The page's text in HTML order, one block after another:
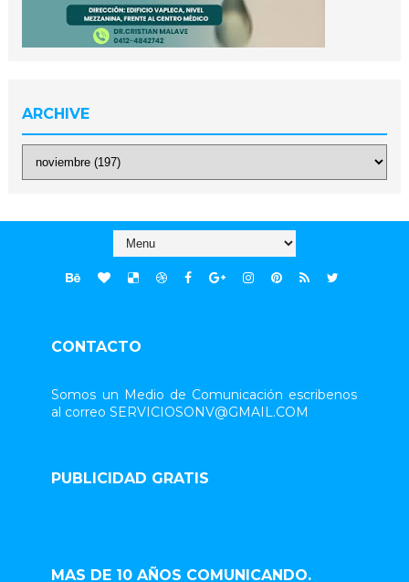
ARCHIVE
CONTACTO
Somos un Medio de Comunicación escribenos
al correo SERVICIOSONV@GMAIL.COM
PUBLICIDAD GRATIS
MAS DE 10 AÑOS COMUNICANDO.